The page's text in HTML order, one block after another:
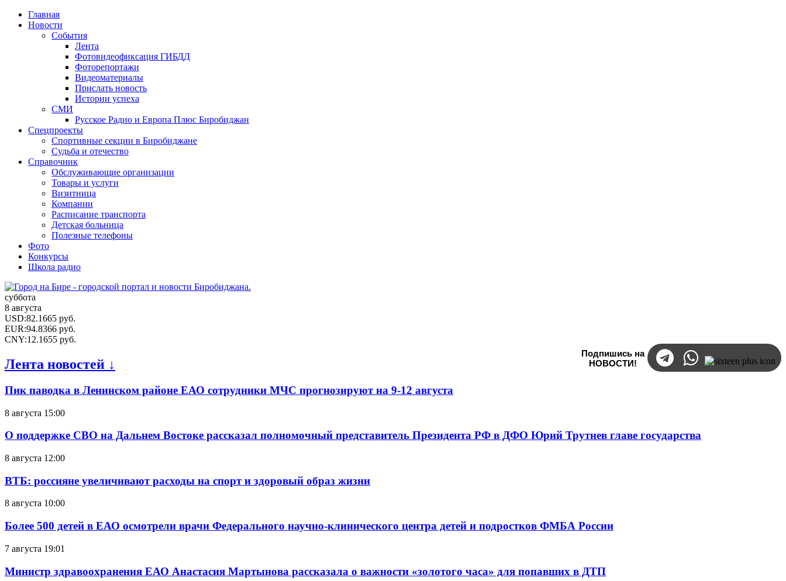
Главная
Новости
События
Лента
Фотовидеофиксация ГИБДД
Фоторепортажи
Видеоматериалы
Прислать новость
Истории успеха
СМИ
Русское Радио и Европа Плюс Биробиджан
Спецпроекты
Спортивные секции в Биробиджане
Судьба и отечество
Справочник
Обслуживающие организации
Товары и услуги
Визитница
Компании
Расписание транспорта
Детская больница
Полезные телефоны
Фото
Конкурсы
Школа радио
суббота
8 августа
USD:82.1665 руб.
EUR:94.8366 руб.
CNY:12.1655 руб.
Подпишись на
НОВОСТИ!
Лента новостей ↓
Пик паводка в Ленинском районе ЕАО сотрудники МЧС прогнозируют на 9-12 августа
8 августа 15:00
О поддержке СВО на Дальнем Востоке рассказал полномочный представитель Президента РФ в ДФО Юрий Трутнев главе государства
8 августа 12:00
ВТБ: россияне увеличивают расходы на спорт и здоровый образ жизни
8 августа 10:00
Более 500 детей в ЕАО осмотрели врачи Федерального научно-клинического центра детей и подростков ФМБА России
7 августа 19:01
Министр здравоохранения ЕАО Анастасия Мартынова рассказала о важности «золотого часа» для попавших в ДТП